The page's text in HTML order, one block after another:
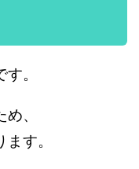
。
、
す。